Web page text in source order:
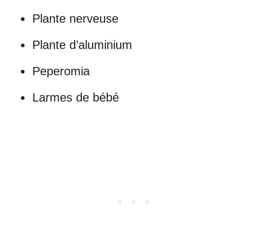
Plante nerveuse
Plante d’aluminium
Peperomia
Larmes de bébé